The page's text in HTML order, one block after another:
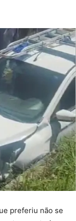
preferiu não se